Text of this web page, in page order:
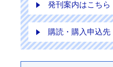
発刊案内はこちら
購読・購入申込先